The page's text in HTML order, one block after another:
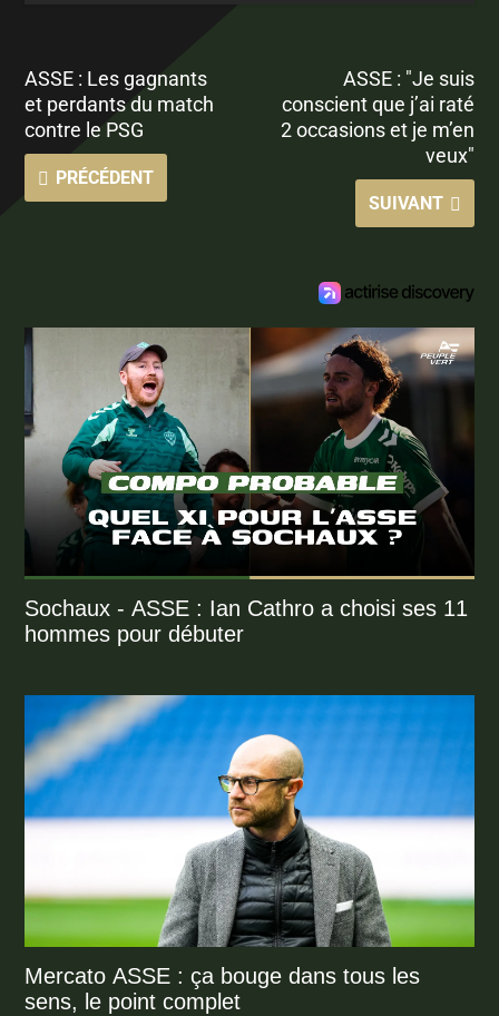
ASSE : Les gagnants
et perdants du match
contre le PSG
PRÉCÉDENT
ASSE : "Je suis
conscient que j’ai raté
2 occasions et je m’en
veux"
SUIVANT
Sochaux - ASSE : Ian Cathro a choisi ses 11
hommes pour débuter
Mercato ASSE : ça bouge dans tous les
sens, le point complet